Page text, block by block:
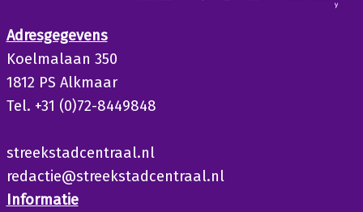
Adresgegevens
Koelmalaan 350
1812 PS Alkmaar
Tel. +31 (0)72-8449848
streekstadcentraal.nl
redactie@streekstadcentraal.nl
Informatie